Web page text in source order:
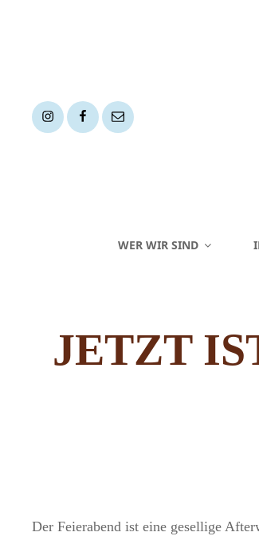
InstagramFacebookMail
WER WIR SIND
JETZT
Der Feierabend ist eine gesellige